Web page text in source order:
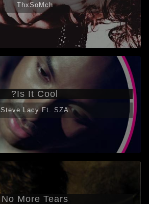
ThxSoMch
Is It Cool?
Steve Lacy Ft. SZA
No More Tears